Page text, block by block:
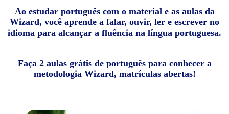
Ao estudar português com o material e as aulas da
Wizard, você aprende a falar, ouvir, ler e escrever no
idioma para alcançar a fluência na língua portuguesa.
Faça 2 aulas grátis de português para conhecer a
metodologia Wizard, matrículas abertas!